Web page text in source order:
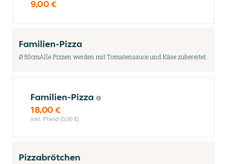
9,00 €
Familien-Pizza
Ø 50cmAlle Pizzen werden mit Tomatensauce und Käse zubereitet.
Familien-Pizza
18,00 €
inkl. Pfand (0,00 €)
Pizzabrötchen